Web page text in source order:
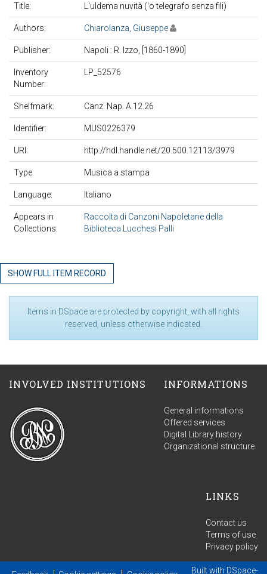
Title: L'uldema nuvità ('o telegrafo senza fili)
Authors: Chiarolanza, Giuseppe
Publisher: Napoli : R. Izzo, [1860-1890]
Inventory
Number:
LP_52576
Shelfmark: Canz. Nap. A.12.26
Identifier: MUS0226379
URI: http://hdl.handle.net/20.500.12113/3979
Type: Musica a stampa
Language: Italiano
Appears in
Collections:
Raccolta di Canzoni Napoletane della
Biblioteca Lucchesi Palli
SHOW FULL ITEM RECORD
Items in DSpace are protected by copyright, with all rights
reserved, unless otherwise indicated.
INVOLVED INSTITUTIONS INFORMATIONS
General informations
Offered services
Digital Library history
Organizational structure
LINKS
Contact us
Terms of use
Privacy policy
Built with DSpace-